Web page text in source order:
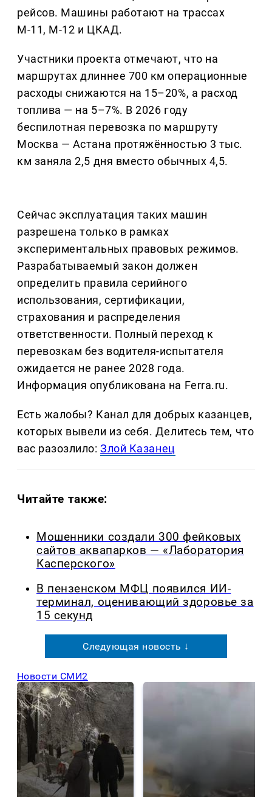
рейсов. Машины работают на трассах
М-11, М-12 и ЦКАД.
Участники проекта отмечают, что на
маршрутах длиннее 700 км операционные
расходы снижаются на 15–20%, а расход
топлива — на 5–7%. В 2026 году
беспилотная перевозка по маршруту
Москва — Астана протяжённостью 3 тыс.
км заняла 2,5 дня вместо обычных 4,5.
Сейчас эксплуатация таких машин
разрешена только в рамках
экспериментальных правовых режимов.
Разрабатываемый закон должен
определить правила серийного
использования, сертификации,
страхования и распределения
ответственности. Полный переход к
перевозкам без водителя-испытателя
ожидается не ранее 2028 года.
Информация опубликована на Ferra.ru.
Есть жалобы? Канал для добрых казанцев,
которых вывели из себя. Делитеcь тем, что
вас разозлило:Злой Казанец
Читайте также:
Мошенники создали 300 фейковых
сайтов аквапарков — «Лаборатория
Касперского»
В пензенском МФЦ появился ИИ-
терминал, оценивающий здоровье за
15 секунд
Следующая новость ↓
Новости СМИ2